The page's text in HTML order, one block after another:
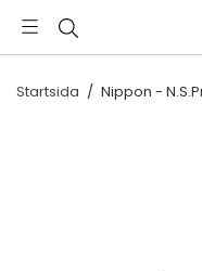
Startsida / Nippon -